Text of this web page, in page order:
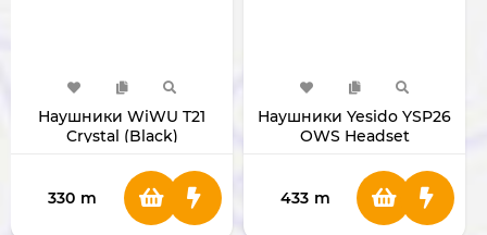
Наушники WiWU T21
Crystal (Black)
330 m
Наушники Yesido YSP26
OWS Headset
433 m